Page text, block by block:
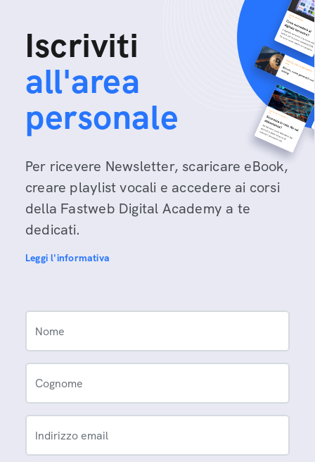
Iscriviti
all'area
personale
Per ricevere Newsletter, scaricare eBook,
creare playlist vocali e accedere ai corsi
della Fastweb Digital Academy a te
dedicati.
Leggi l'informativa
Nome
Cognome
Indirizzo email